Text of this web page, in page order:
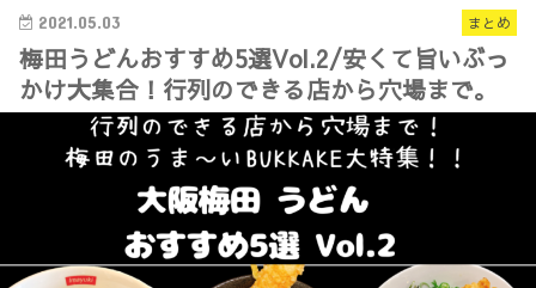
まとめ
2021.05.03
梅田うどんおすすめ5選Vol.2/安くて旨いぶっ
かけ大集合！行列のできる店から穴場まで。